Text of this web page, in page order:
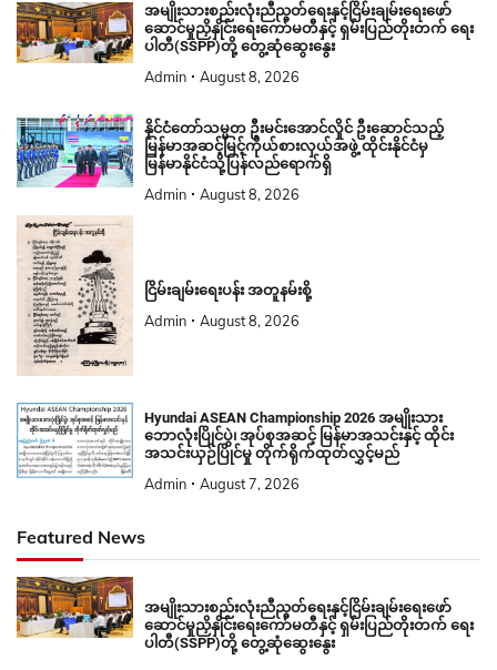
အမျိုးသားစည်းလုံးညီညွတ်ရေးနှင့်ငြိမ်းချမ်းရေးဖော်
ဆောင်မှုညှိနှိုင်းရေးကော်မတီနှင့် ရှမ်းပြည်တိုးတက် ရေး
ပါတီ(SSPP)တို့ တွေ့ဆုံဆွေးနွေး
Admin August 8, 2026
နိုင်ငံတော်သမ္မတ ဦးမင်းအောင်လှိုင် ဦးဆောင်သည့်
မြန်မာအဆင့်မြင့်ကိုယ်စားလှယ်အဖွဲ့ ထိုင်းနိုင်ငံမှ
မြန်မာနိုင်ငံသို့ပြန်လည်ရောက်ရှိ
Admin August 8, 2026
ငြိမ်းချမ်းရေးပန်း အတူနမ်းစို့
Admin August 8, 2026
Hyundai ASEAN Championship 2026 အမျိုးသား
ဘောလုံးပြိုင်ပွဲ၊ အုပ်စုအဆင့် မြန်မာအသင်းနှင့် ထိုင်း
အသင်းယှဉ်ပြိုင်မှု တိုက်ရိုက်ထုတ်လွှင့်မည်
Admin August 7, 2026
Featured News
အမျိုးသားစည်းလုံးညီညွတ်ရေးနှင့်ငြိမ်းချမ်းရေးဖော်
ဆောင်မှုညှိနှိုင်းရေးကော်မတီနှင့် ရှမ်းပြည်တိုးတက် ရေး
ပါတီ(SSPP)တို့ တွေ့ဆုံဆွေးနွေး